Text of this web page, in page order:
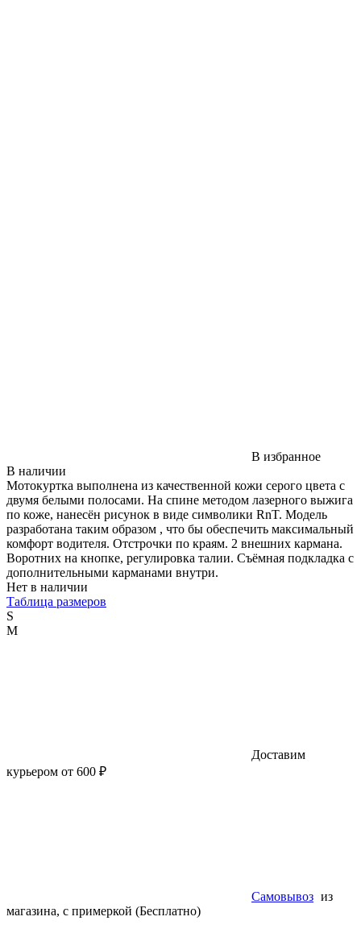
В избранное
В наличии
Мотокуртка выполнена из качественной кожи серого цвета с
двумя белыми полосами. На спине методом лазерного выжига
по коже, нанесён рисунок в виде символики RnT. Модель
разработана таким образом , что бы обеспечить максимальный
комфорт водителя. Отстрочки по краям. 2 внешних кармана.
Воротних на кнопке, регулировка талии. Съёмная подкладка с
дополнительными карманами внутри.
Нет в наличии
Таблица размеров
S
M
Доставим
курьером от 600 ₽
Самовывоз из
магазина, с примеркой (Бесплатно)